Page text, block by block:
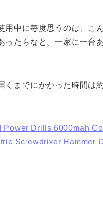
用中に毎度思うのは、こ
ったらなと。一家に一台
くまでにかかった時間は
Power Drills 6000mah
Screwdriver Hammer